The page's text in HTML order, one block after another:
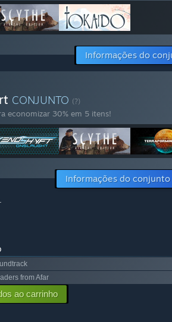
Informações do
CONJUNTO (?)
economizar 30% em 5 itens!
Informações do conjunto
from Afar
ao carrinho